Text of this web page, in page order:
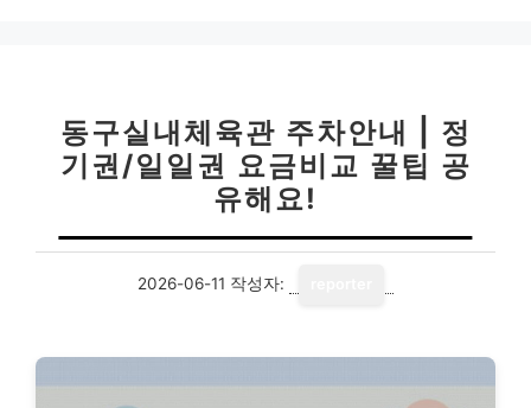
동구실내체육관 주차안내 | 정
기권/일일권 요금비교 꿀팁 공
유해요!
2026-06-11 작성자: